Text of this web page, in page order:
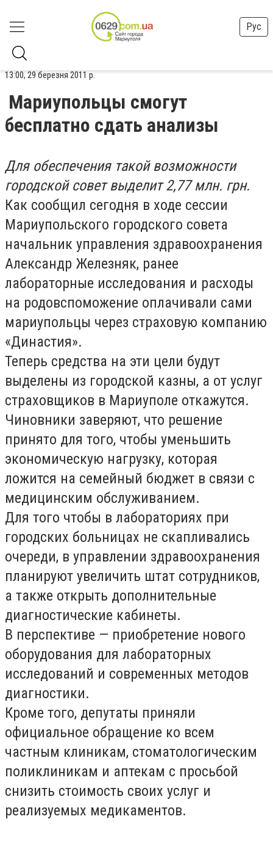
Рус
13:00, 29 березня 2011 р.
Мариупольцы смогут
бесплатно сдать анализы
Для обеспечения такой возможности
городской совет выделит 2,77 млн. грн.
Как сообщил сегодня в ходе сессии
Мариупольского городского совета
начальник управления здравоохранения
Александр Железняк, ранее
лабораторные исследования и расходы
на родовспоможение оплачивали сами
мариупольцы через страховую компанию
«Династия».
Теперь средства на эти цели будут
выделены из городской казны, а от услуг
страховщиков в Мариуполе откажутся.
Чиновники заверяют, что решение
принято для того, чтобы уменьшить
экономическую нагрузку, которая
ложится на семейный бюджет в связи с
медицинским обслуживанием.
Для того чтобы в лабораториях при
городских больницах не скапливались
очереди, в управлении здравоохранения
планируют увеличить штат сотрудников,
а также открыть дополнительные
диагностические кабинеты.
В перспективе — приобретение нового
оборудования для лабораторных
исследований и современных методов
диагностики.
Кроме того, депутаты приняли
официальное обращение ко всем
частным клиникам, стоматологическим
поликлиникам и аптекам с просьбой
снизить стоимость своих услуг и
реализуемых медикаментов.